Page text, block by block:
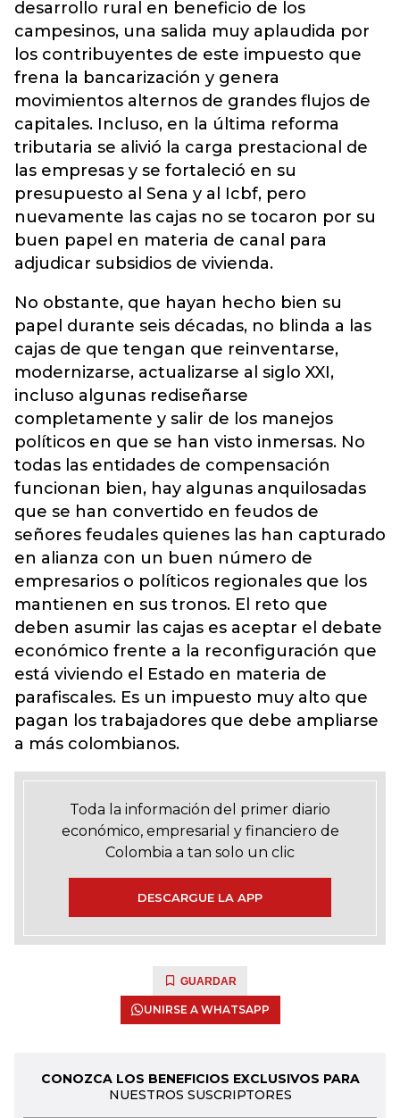
desarrollo rural en beneficio de los
campesinos, una salida muy aplaudida por
los contribuyentes de este impuesto que
frena la bancarización y genera
movimientos alternos de grandes flujos de
capitales. Incluso, en la última reforma
tributaria se alivió la carga prestacional de
las empresas y se fortaleció en su
presupuesto al Sena y al Icbf, pero
nuevamente las cajas no se tocaron por su
buen papel en materia de canal para
adjudicar subsidios de vivienda.
No obstante, que hayan hecho bien su
papel durante seis décadas, no blinda a las
cajas de que tengan que reinventarse,
modernizarse, actualizarse al siglo XXI,
incluso algunas rediseñarse
completamente y salir de los manejos
políticos en que se han visto inmersas. No
todas las entidades de compensación
funcionan bien, hay algunas anquilosadas
que se han convertido en feudos de
señores feudales quienes las han capturado
en alianza con un buen número de
empresarios o políticos regionales que los
mantienen en sus tronos. El reto que
deben asumir las cajas es aceptar el debate
económico frente a la reconfiguración que
está viviendo el Estado en materia de
parafiscales. Es un impuesto muy alto que
pagan los trabajadores que debe ampliarse
a más colombianos.
Toda la información del primer diario
económico, empresarial y financiero de
Colombia a tan solo un clic
DESCARGUE LA APP
GUARDAR
UNIRSE A WHATSAPP
CONOZCA LOS BENEFICIOS EXCLUSIVOS PARA
NUESTROS SUSCRIPTORES